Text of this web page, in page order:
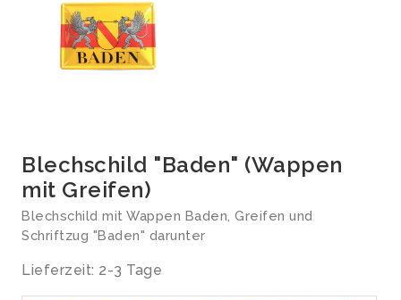
Blechschild "Baden" (Wappen
mit Greifen)
Blechschild mit Wappen Baden, Greifen und
Schriftzug "Baden" darunter
Lieferzeit: 2-3 Tage